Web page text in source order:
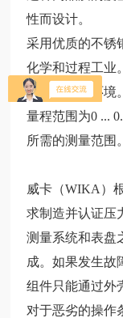
性而设计。
采用优质的不锈
化学和过程工业
用于腐蚀性环境。
量程范围为0 ...
所需的测量范围。
威卡（WIKA）
求制造并认证压
测量系统和表盘
成。如果发生故
组件只能通过外
对于恶劣的操作